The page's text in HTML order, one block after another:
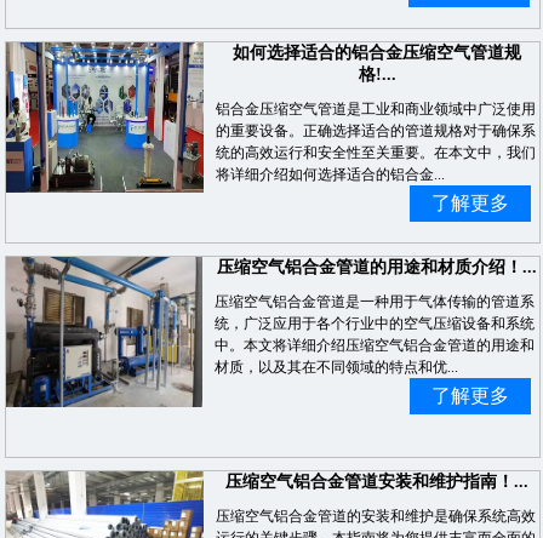
如何选择适合的铝合金压缩空气管道规
格!...
铝合金压缩空气管道是工业和商业领域中广泛使用
的重要设备。正确选择适合的管道规格对于确保系
统的高效运行和安全性至关重要。在本文中，我们
将详细介绍如何选择适合的铝合金...
了解更多
压缩空气铝合金管道的用途和材质介绍！...
压缩空气铝合金管道是一种用于气体传输的管道系
统，广泛应用于各个行业中的空气压缩设备和系统
中。本文将详细介绍压缩空气铝合金管道的用途和
材质，以及其在不同领域的特点和优...
了解更多
压缩空气铝合金管道安装和维护指南！...
压缩空气铝合金管道的安装和维护是确保系统高效